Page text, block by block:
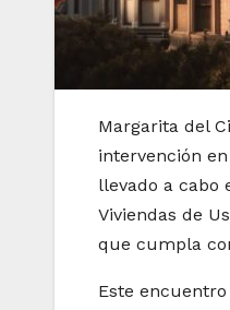
Margarita del
intervención
llevado a cabo
Viviendas de
que cumpla
Este